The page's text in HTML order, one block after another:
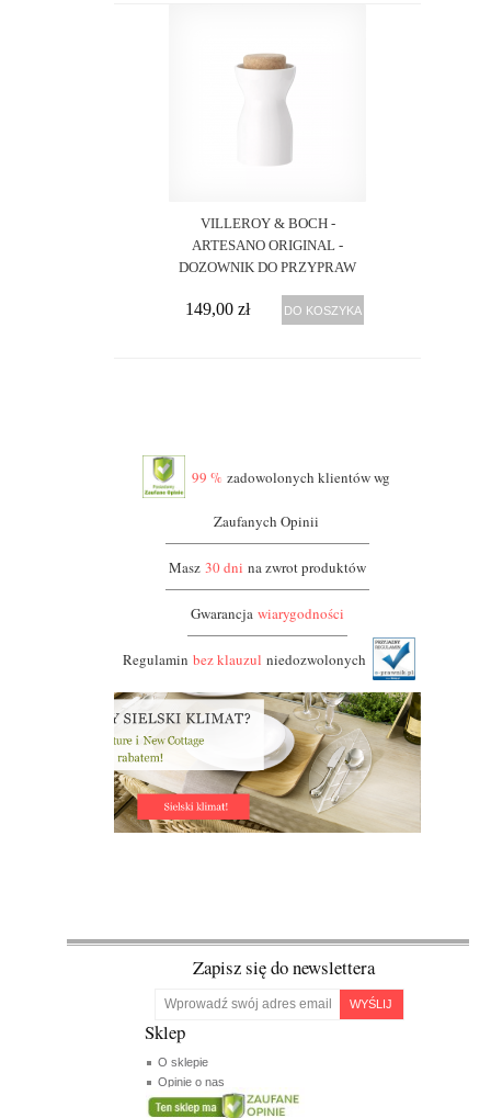
VILLEROY & BOCH -
ARTESANO ORIGINAL -
DOZOWNIK DO PRZYPRAW
149,00 zł DO KOSZYKA
99 % zadowolonych klientów wg
Zaufanych Opinii
Masz30 dni na zwrot produktów
Gwarancjawiarygodności
Regulaminbez klauzul niedozwolonych
Zapisz się do newslettera
WYŚLIJ
Sklep
O sklepie
Opinie o nas